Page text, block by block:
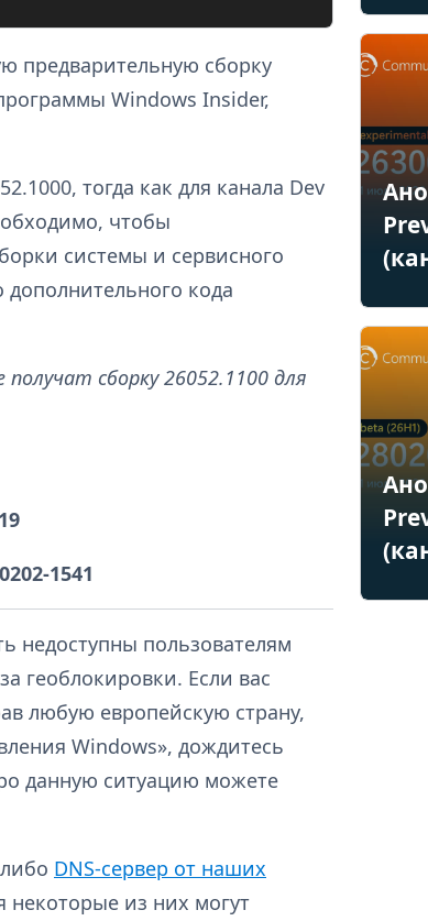
предварительную сборку
Windows Insider,
тогда как для канала Dev
чтобы
системы и сервисного
кода
сборку 26052.1100 для
1541
недоступны пользователям
геоблокировки. Если вас
любую европейскую страну,
Windows», дождитесь
данную ситуацию можете
DNS-сервер от наших
некоторые из них могут